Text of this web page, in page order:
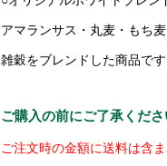
アマランサス・丸麦・もち
雑穀をブレンドした商品です
ご購入の前にご了承くだ
ご注文時の金額に送料は含